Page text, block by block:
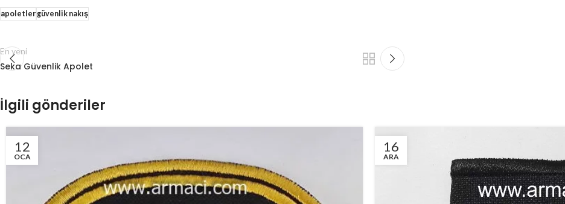
apoletlergüvenlik nakış
En yeni
Seka Güvenlik Apolet
İlgili gönderiler
12
OCA
16
ARA